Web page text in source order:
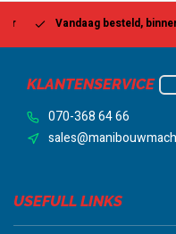
Vandaag besteld, binnen
KLANTENSERVICE
070-368 64 66
USEFULL LINKS